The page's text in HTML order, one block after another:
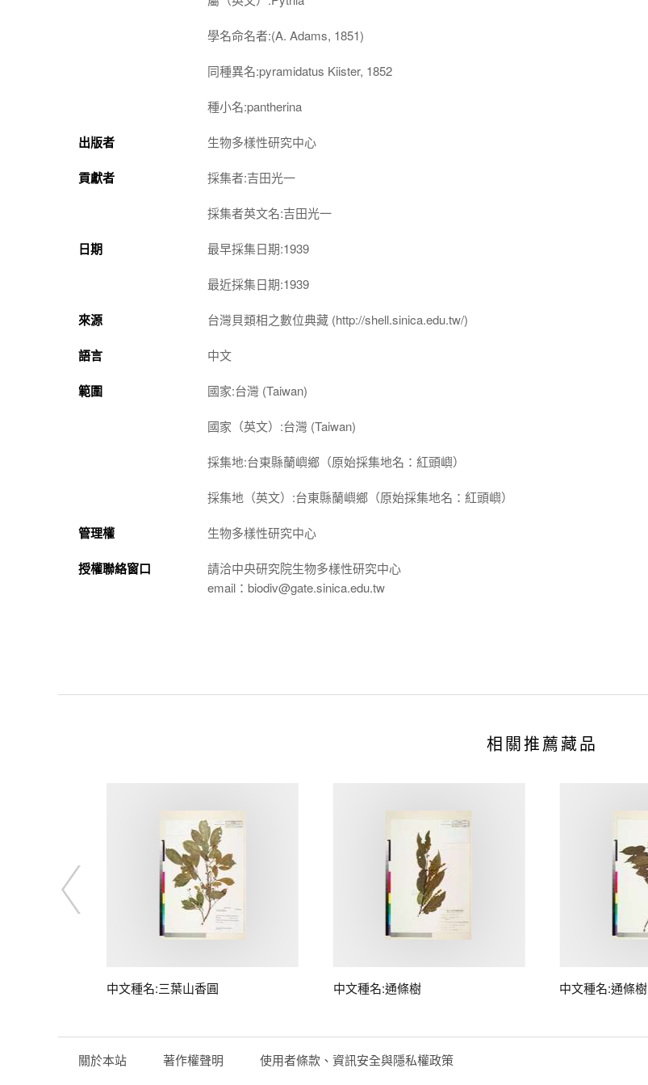
學名命名者:(A. Adams, 1851)
同種異名:pyramidatus Kiister, 1852
種小名:pantherina
出版者 生物多樣性研究中心
貢獻者 採集者:吉田光一
採集者英文名:吉田光一
日期 最早採集日期:1939
最近採集日期:1939
來源 台灣貝類相之數位典藏 (http://shell.sinica.edu.tw/)
語言 中文
範圍 國家:台灣 (Taiwan)
國家（英文）:台灣 (Taiwan)
採集地:台東縣蘭嶼鄉（原始採集地名：紅頭嶼）
採集地（英文）:台東縣蘭嶼鄉（原始採集地名：紅頭嶼）
管理權 生物多樣性研究中心
授權聯絡窗口
請洽中央研究院生物多樣性研究中心
email：biodiv@gate.sinica.edu.tw
相關推薦藏品
中文種名:三葉山香圓 中文種名:通條樹 中文種名:通條樹
關於本站 著作權聲明 使用者條款、資訊安全與隱私權政策